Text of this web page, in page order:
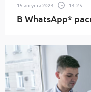
15 августа 2024 14:25
В WhatsApp*